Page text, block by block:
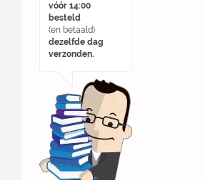
vóór 14:00
besteld
(en betaald)
dezelfde dag
verzonden.